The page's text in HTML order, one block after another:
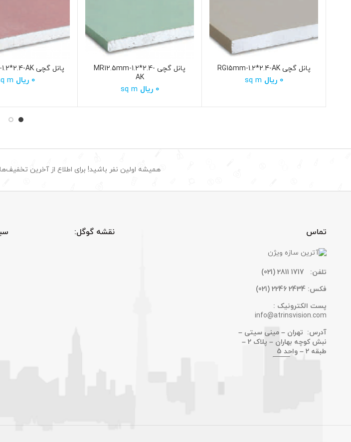
پانل گچی RG15mm-1.2*2.4-AK
0 ریال
پانل گچی MR12.5mm-1.2*2.4-
AK
0 ریال
پانل گچی FR12.5mm-1.2*2.4-AK
0 ریال
همیشه اولین نفر باشید! برای اطلاع از آخرین
تماس
تلفن: 1717 2811 (021)
فکس: 2434 2246 (021)
پست الکترونیک :
info@atrinsvision.com
آدرس: تهران – مینی سیتی –
نبش کوچه بهاران – پلاک 2 –
طبقه 2 – واحد 5
نقشه گوگل: